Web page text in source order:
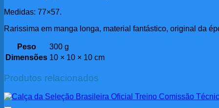
Medidas: 77×57.
Rarissima em manga longa, material fantástico, original da
Peso
300 g
Dimensões 10 × 10 × 10 cm
Produtos relacionados